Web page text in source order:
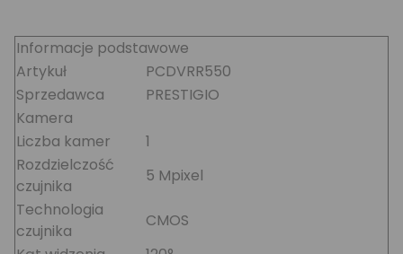
Informacje podstawowe
Artykuł
PCDVRR550
Sprzedawca
PRESTIGIO
Kamera
Liczba kamer
1
Rozdzielczość
czujnika
5 Mpixel
Technologia
czujnika
CMOS